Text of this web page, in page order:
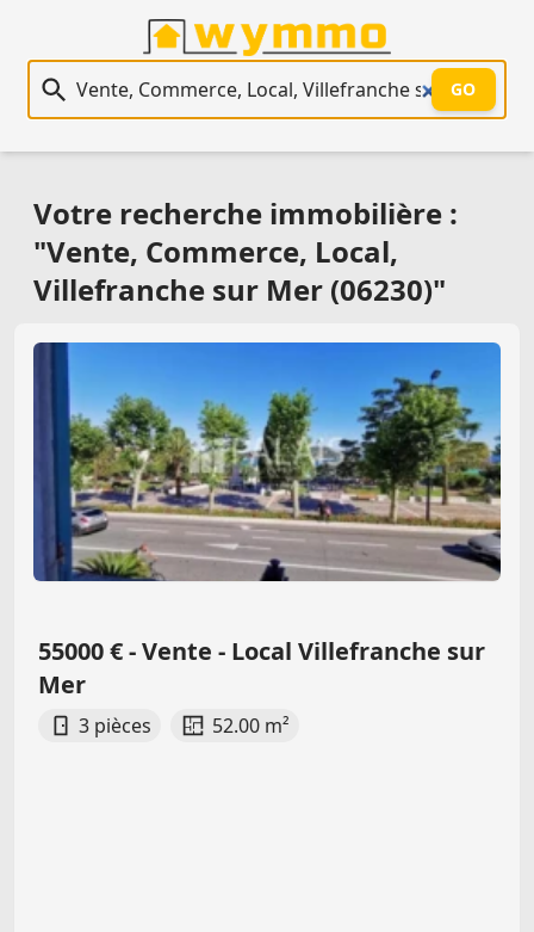
Recherche immobilière
GO
Votre recherche immobilière :
"Vente, Commerce, Local,
Villefranche sur Mer (06230)"
55000 € - Vente - Local Villefranche sur
Mer
3 pièces 52.00 m²